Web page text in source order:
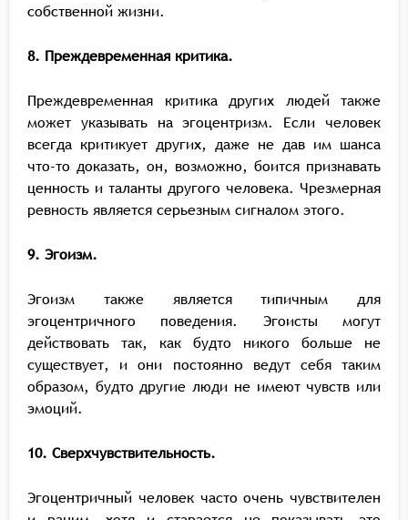
собственной жизни.
8. Преждевременная критика.
Преждевременная критика других людей также
может указывать на эгоцентризм. Если человек
всегда критикует других, даже не дав им шанса
что-то доказать, он, возможно, боится признавать
ценность и таланты другого человека. Чрезмерная
ревность является серьезным сигналом этого.
9. Эгоизм.
Эгоизм также является типичным для
эгоцентричного поведения. Эгоисты могут
действовать так, как будто никого больше не
существует, и они постоянно ведут себя таким
образом, будто другие люди не имеют чувств или
эмоций.
10. Сверхчувствительность.
Эгоцентричный человек часто очень чувствителен